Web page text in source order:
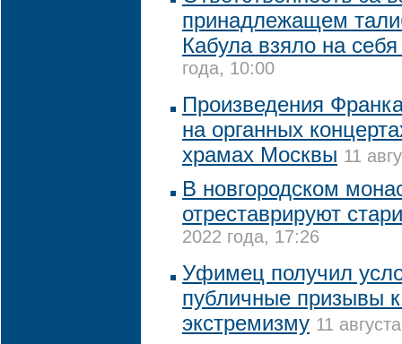
принадлежащем
Кабула взяло на
года, 10:00
Произведения
на органных
храмах Москвы 11
В новгородском
отреставрируют
2022 года, 17:26
Уфимец получил
публичные призывы
экстремизму 11